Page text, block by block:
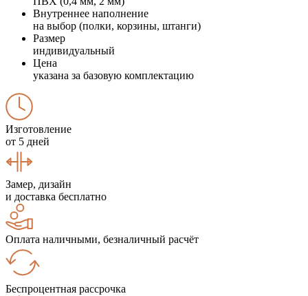
Внутреннее наполнение
на выбор (полки, корзины, штанги)
Размер
индивидуальный
Цена
указана за базовую комплектацию
Изготовление
от 5 дней
Замер, дизайн
и доставка бесплатно
Оплата наличными, безналичный расчёт
Беспроцентная рассрочка